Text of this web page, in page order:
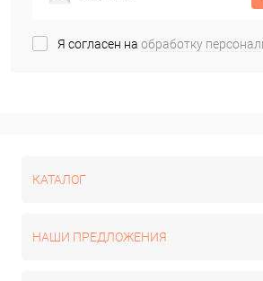
Я согласен на обработку
КАТАЛОГ
НАШИ ПРЕДЛОЖЕНИЯ